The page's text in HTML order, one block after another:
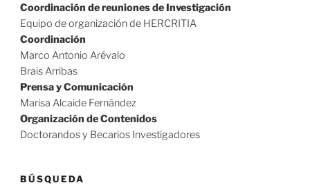
Coordinación de reuniones de Investigación
Equipo de organización de HERCRITIA
Coordinación
Marco Antonio Arévalo
Brais Arribas
Prensa y Comunicación
Marisa Alcaide Fernández
Organización de Contenidos
Doctorandos y Becarios Investigadores
BÚSQUEDA